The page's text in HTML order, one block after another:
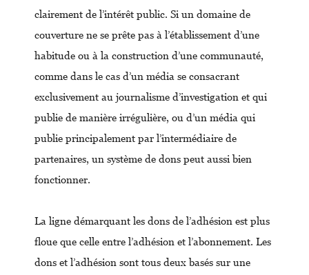
clairement de l’intérêt public. Si un domaine de
couverture ne se prête pas à l’établissement d’une
habitude ou à la construction d’une communauté,
comme dans le cas d’un média se consacrant
exclusivement au journalisme d’investigation et qui
publie de manière irrégulière, ou d’un média qui
publie principalement par l’intermédiaire de
partenaires, un système de dons peut aussi bien
fonctionner.
La ligne démarquant les dons de l’adhésion est plus
floue que celle entre l’adhésion et l’abonnement. Les
dons et l’adhésion sont tous deux basés sur une